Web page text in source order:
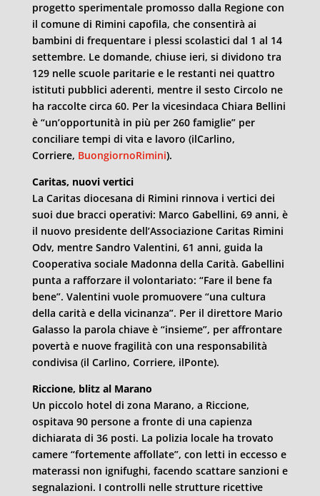
progetto sperimentale promosso dalla Regione con
il comune di Rimini capofila, che consentirà ai
bambini di frequentare i plessi scolastici dal 1 al 14
settembre. Le domande, chiuse ieri, si dividono tra
129 nelle scuole paritarie e le restanti nei quattro
istituti pubblici aderenti, mentre il sesto Circolo ne
ha raccolte circa 60. Per la vicesindaca Chiara Bellini
è “un’opportunità in più per 260 famiglie” per
conciliare tempi di vita e lavoro (ilCarlino,
Corriere, BuongiornoRimini).
Caritas, nuovi vertici
La Caritas diocesana di Rimini rinnova i vertici dei
suoi due bracci operativi: Marco Gabellini, 69 anni, è
il nuovo presidente dell’Associazione Caritas Rimini
Odv, mentre Sandro Valentini, 61 anni, guida la
Cooperativa sociale Madonna della Carità. Gabellini
punta a rafforzare il volontariato: “Fare il bene fa
bene”. Valentini vuole promuovere “una cultura
della carità e della vicinanza”. Per il direttore Mario
Galasso la parola chiave è “insieme”, per affrontare
povertà e nuove fragilità con una responsabilità
condivisa (il Carlino, Corriere, ilPonte).
Riccione, blitz al Marano
Un piccolo hotel di zona Marano, a Riccione,
ospitava 90 persone a fronte di una capienza
dichiarata di 36 posti. La polizia locale ha trovato
camere “fortemente affollate”, con letti in eccesso e
materassi non ignifughi, facendo scattare sanzioni e
segnalazioni. I controlli nelle strutture ricettive